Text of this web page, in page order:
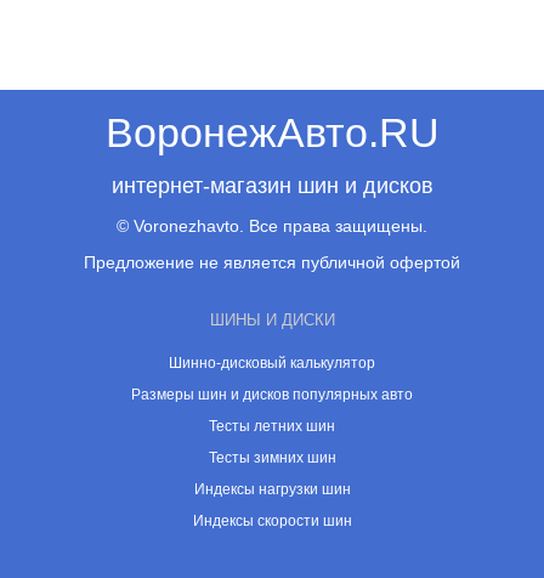
ВоронежАвто.RU
интернет-магазин шин и дисков
© Voronezhavto. Все права защищены.
Предложение не является публичной офертой
ШИНЫ И ДИСКИ
Шинно-дисковый калькулятор
Размеры шин и дисков популярных авто
Тесты летних шин
Тесты зимних шин
Индексы нагрузки шин
Индексы скорости шин